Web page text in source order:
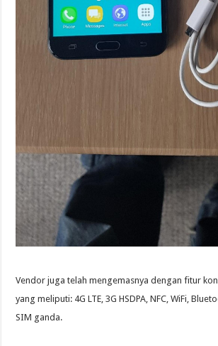
Vendor juga telah mengemasnya dengan fitur
yang meliputi: 4G LTE, 3G HSDPA, NFC, WiFi,
SIM ganda.